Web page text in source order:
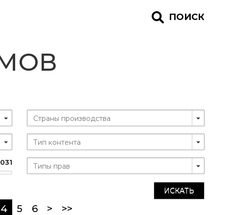
ПОИСК
ИСКАТЬ
4(current)
5 6 > >>